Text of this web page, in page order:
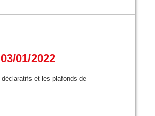
01/2022
et les plafonds de